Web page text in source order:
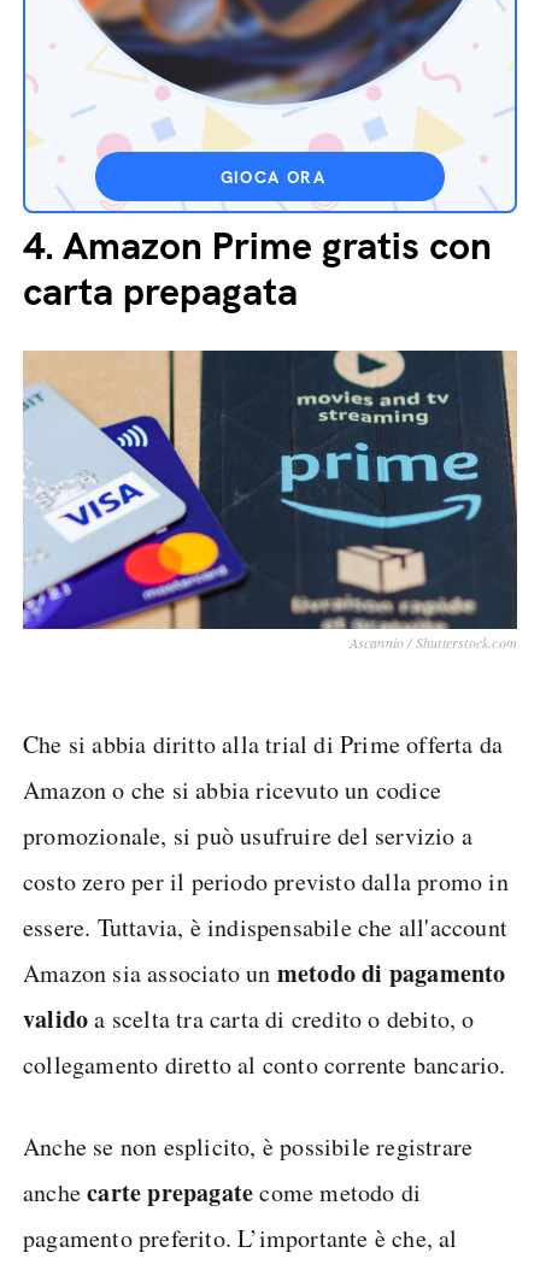
GIOCA ORA
4. Amazon Prime gratis con
carta prepagata
Ascannio / Shutterstock.com
Che si abbia diritto alla trial di Prime offerta da
Amazon o che si abbia ricevuto un codice
promozionale, si può usufruire del servizio a
costo zero per il periodo previsto dalla promo in
essere. Tuttavia, è indispensabile che all'account
Amazon sia associato un metodo di pagamento
validoa scelta tra carta di credito o debito, o
collegamento diretto al conto corrente bancario.
Anche se non esplicito, è possibile registrare
anchecarte prepagatecome metodo di
pagamento preferito. L’importante è che, al